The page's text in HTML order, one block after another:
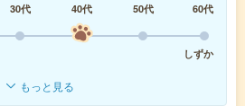
30代 40代 50代
60代
しずか
もっと見る